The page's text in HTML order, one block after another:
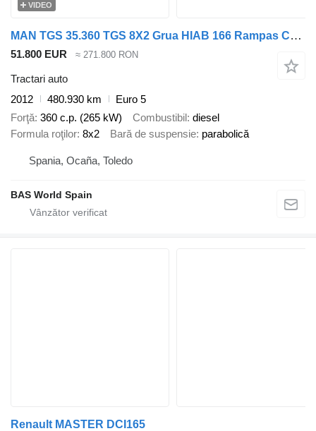
VIDEO
MAN TGS 35.360 TGS 8X2 Grua HIAB 166 Rampas Cabrestante Euro 5
51.800 EUR ≈ 271.800 RON
Tractari auto
2012
480.930 km
Euro 5
Forţă 360 c.p. (265 kW) Combustibil diesel
Formula roţilor 8x2 Bară de suspensie parabolică
Spania, Ocaña, Toledo
BAS World Spain
Renault MASTER DCI165